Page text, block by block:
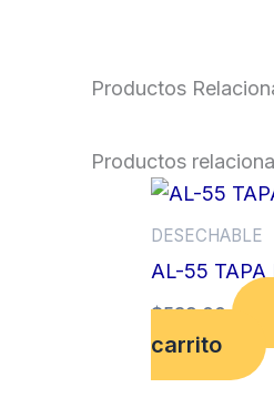
Productos
Productos
DESECHABLE
AL-55 TAPA
$539.00
carrito